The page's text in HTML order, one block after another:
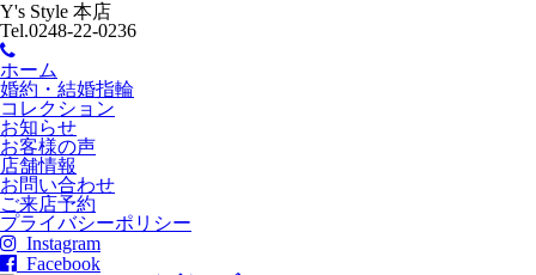
Y's Style 本店
Tel.0248-22-0236
ホーム
婚約・結婚指輪
コレクション
お知らせ
お客様の声
店舗情報
お問い合わせ
ご来店予約
プライバシーポリシー
Instagram
Facebook